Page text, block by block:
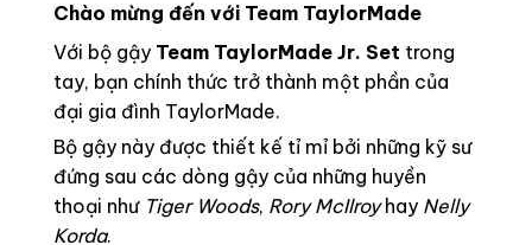
Chào mừng đến với Team TaylorMade
Với bộ gậy Team TaylorMade Jr. Set trong
tay, bạn chính thức trở thành một phần của
đại gia đình TaylorMade.
Bộ gậy này được thiết kế tỉ mỉ bởi những kỹ sư
đứng sau các dòng gậy của những huyền
thoại như Tiger Woods, Rory McIlroyhay Nelly
Korda.